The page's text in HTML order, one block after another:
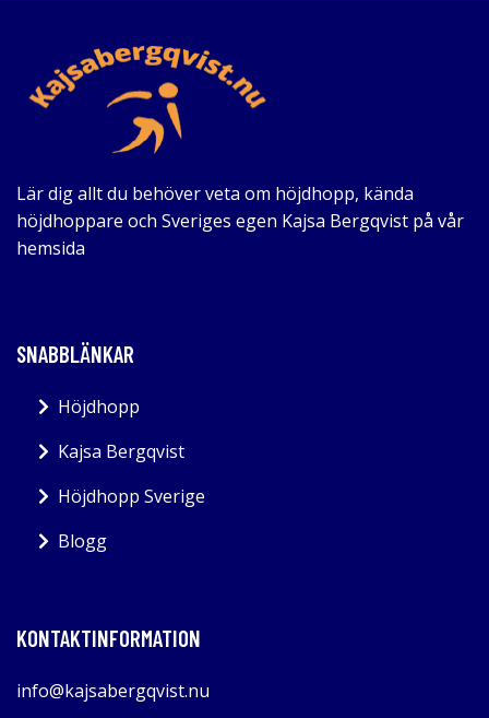
Lär dig allt du behöver veta om höjdhopp, kända
höjdhoppare och Sveriges egen Kajsa Bergqvist på vår
hemsida
SNABBLÄNKAR
Höjdhopp
Kajsa Bergqvist
Höjdhopp Sverige
Blogg
KONTAKTINFORMATION
info@kajsabergqvist.nu